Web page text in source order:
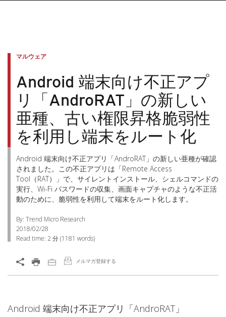
マルウェア
Android 端末向け不正アプ
リ「AndroRAT」の新しい
亜種、古い権限昇格脆弱性
を利用し端末をルート化
Android 端末向け不正アプリ「AndroRAT」の新しい亜種が確認
されました。この不正アプリは「Remote Access
Tool（RAT）」で、サイレントインストール、シェルコマンドの
実行、Wi-Fi パスワードの収集、画面キャプチャのような不正活
動のために、脆弱性を利用して端末をルート化します。
By: Trend Micro Research
2018/02/28
Read time: 2 分(1181 words)
メルマガ登録する
Android 端末向け不正アプリ「AndroRAT」